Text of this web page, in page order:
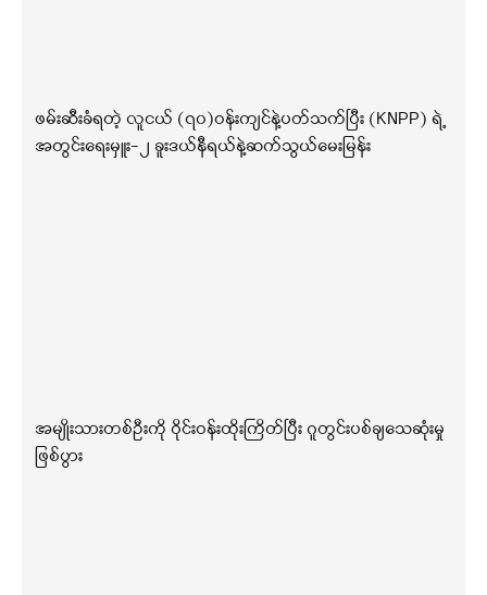
ဖမ်းဆီးခံရတဲ့ လူငယ် (၇၀)ဝန်းကျင်နဲ့ပတ်သက်ပြီး (KNPP) ရဲ့
အတွင်းရေးမှူး-၂ ခူးဒယ်နီရယ်နဲ့ဆက်သွယ်မေးမြန်း
အမျိုးသားတစ်ဦးကို ဝိုင်းဝန်းထိုးကြိတ်ပြီး ဂူတွင်းပစ်ချသေဆုံးမှု
ဖြစ်ပွား